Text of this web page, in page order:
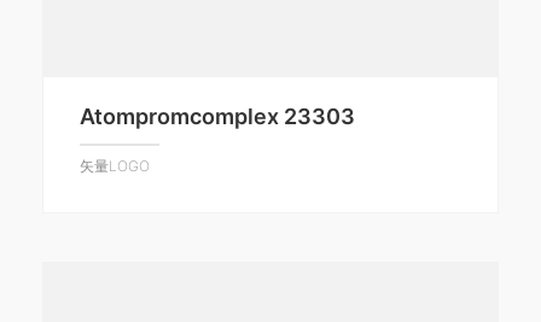
Atompromcomplex 23303
矢量LOGO